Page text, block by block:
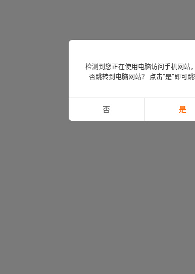
检测到您正在使用电脑访问手机网站
否跳转到电脑网站？ 点击“是”即可
否 是